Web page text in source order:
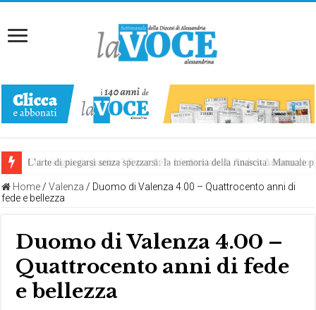
L’arte di piegarsi senza spezzarsi: la memoria della rinascita.
Home / Valenza / Duomo di Valenza 4.00 – Quattrocento anni di
fede e bellezza
Duomo di Valenza 4.00 –
Quattrocento anni di fede
e bellezza